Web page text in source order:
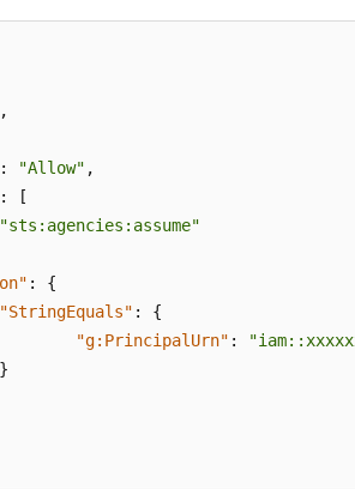
,
: "Allow" ,
:
[
"sts:agencies:assume"
:
{
"StringEquals" :
{
"g:PrincipalUrn" :
}